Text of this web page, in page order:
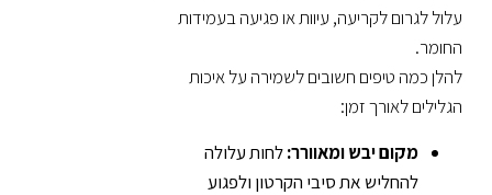
עלול לגרום לקריעה, עיוות או פגיעה בעמידות
החומר.
להלן כמה טיפים חשובים לשמירה על איכות
הגלילים לאורך זמן:
מקום יבש ומאוורר:לחות עלולה
להחליש את סיבי הקרטון ולפגוע